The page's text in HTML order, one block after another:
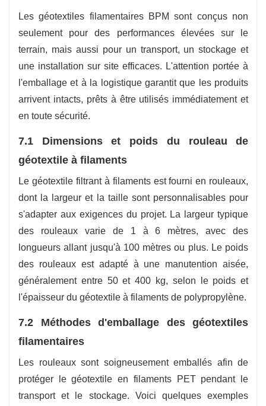
Les géotextiles filamentaires BPM sont conçus non
seulement pour des performances élevées sur le
terrain, mais aussi pour un transport, un stockage et
une installation sur site efficaces. L'attention portée à
l'emballage et à la logistique garantit que les produits
arrivent intacts, prêts à être utilisés immédiatement et
en toute sécurité.
7.1 Dimensions et poids du rouleau de
géotextile à filaments
Le géotextile filtrant à filaments est fourni en rouleaux,
dont la largeur et la taille sont personnalisables pour
s'adapter aux exigences du projet. La largeur typique
des rouleaux varie de 1 à 6 mètres, avec des
longueurs allant jusqu'à 100 mètres ou plus. Le poids
des rouleaux est adapté à une manutention aisée,
généralement entre 50 et 400 kg, selon le poids et
l'épaisseur du géotextile à filaments de polypropylène.
7.2 Méthodes d'emballage des géotextiles
filamentaires
Les rouleaux sont soigneusement emballés afin de
protéger le géotextile en filaments PET pendant le
transport et le stockage. Voici quelques exemples